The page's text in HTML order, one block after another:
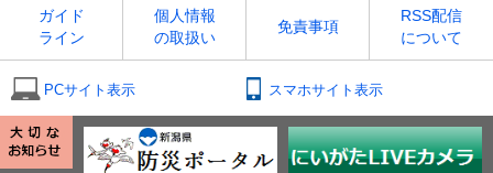
ガイド
ライン
個人情報
の取扱い
免責事項
RSS配信
について
PCサイト表示 スマホサイト表示